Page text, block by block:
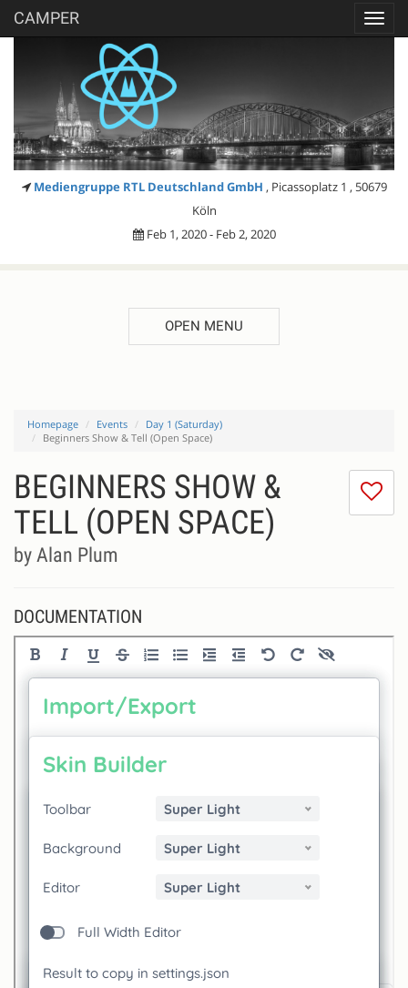
CAMPER
Mediengruppe RTL Deutschland GmbH , Picassoplatz 1 , 50679
Köln
Feb 1, 2020 - Feb 2, 2020
OPEN MENU
Homepage Events
Day 1 (Saturday)
Beginners Show & Tell (Open Space)
I
BEGINNERS SHOW &
TELL (OPEN SPACE)
by Alan Plum
DOCUMENTATION